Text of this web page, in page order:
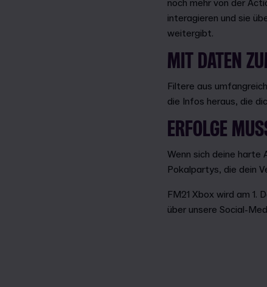
noch mehr von der
interagieren und sie
weitergibt.
MIT DATEN
Filtere aus
die Infos heraus, die
ERFOLGE
Wenn sich deine harte
Pokalpartys, die dein
FM21 Xbox wird am
über unsere Social-